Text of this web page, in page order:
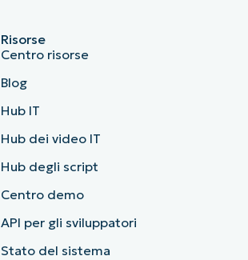
Risorse
Centro risorse
Blog
Hub IT
Hub dei video IT
Hub degli script
Centro demo
API per gli sviluppatori
Stato del sistema